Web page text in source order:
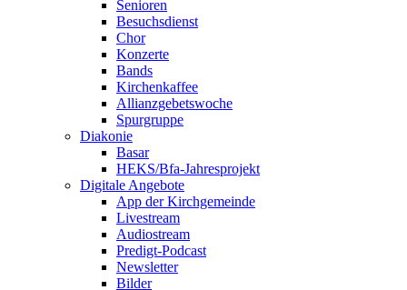
Senioren
Besuchsdienst
Chor
Konzerte
Bands
Kirchenkaffee
Allianzgebetswoche
Spurgruppe
Diakonie
Basar
HEKS/Bfa-Jahresprojekt
Digitale Angebote
App der Kirchgemeinde
Livestream
Audiostream
Predigt-Podcast
Newsletter
Bilder